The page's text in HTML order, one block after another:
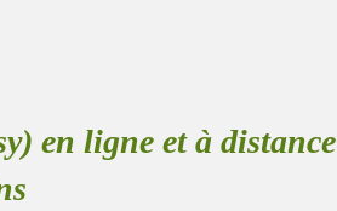
en ligne et à distance